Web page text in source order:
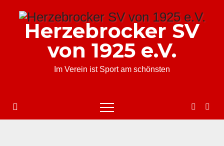
springenHerzebrocker SV
von 1925 e.V.
Im Verein ist Sport am schönsten